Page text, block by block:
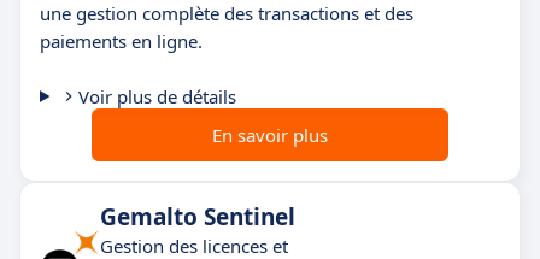
une gestion complète des transactions et des
paiements en ligne.
Voir plus de détails
En savoir plus
Gemalto Sentinel
Gestion des licences et